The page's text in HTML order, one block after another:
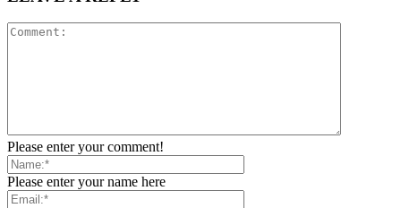
Please enter your comment!
Please enter your name here